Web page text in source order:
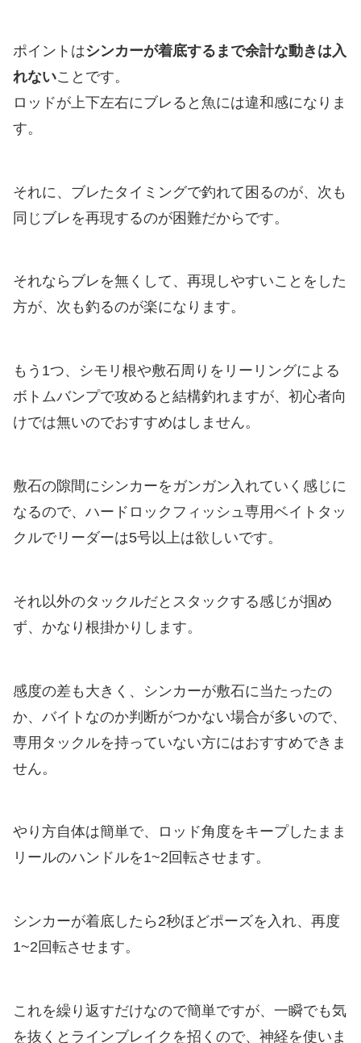
ポイントはシンカーが着底するまで余計な動きは入
れないことです。
ロッドが上下左右にブレると魚には違和感になりま
す。
それに、ブレたタイミングで釣れて困るのが、次も
同じブレを再現するのが困難だからです。
それならブレを無くして、再現しやすいことをした
方が、次も釣るのが楽になります。
もう1つ、シモリ根や敷石周りをリーリングによる
ボトムバンプで攻めると結構釣れますが、初心者向
けでは無いのでおすすめはしません。
敷石の隙間にシンカーをガンガン入れていく感じに
なるので、ハードロックフィッシュ専用ベイトタッ
クルでリーダーは5号以上は欲しいです。
それ以外のタックルだとスタックする感じが掴め
ず、かなり根掛かりします。
感度の差も大きく、シンカーが敷石に当たったの
か、バイトなのか判断がつかない場合が多いので、
専用タックルを持っていない方にはおすすめできま
せん。
やり方自体は簡単で、ロッド角度をキープしたまま
リールのハンドルを1~2回転させます。
シンカーが着底したら2秒ほどポーズを入れ、再度
1~2回転させます。
これを繰り返すだけなので簡単ですが、一瞬でも気
を抜くとラインブレイクを招くので、神経を使いま